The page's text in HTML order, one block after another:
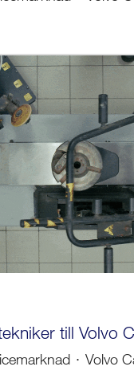
till Volvo
· Volvo